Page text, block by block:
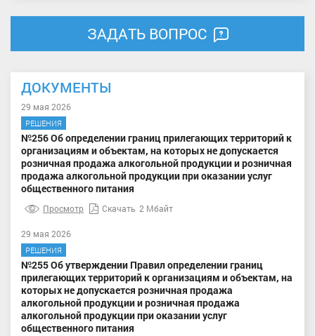
ЗАДАТЬ ВОПРОС
ДОКУМЕНТЫ
29 мая 2026
РЕШЕНИЯ
№256 Об определении границ прилегающих территорий к
организациям и объектам, на которых не допускается
розничная продажа алкогольной продукции и розничная
продажа алкогольной продукции при оказании услуг
общественного питания
Просмотр Скачать 2 Мбайт
29 мая 2026
РЕШЕНИЯ
№255 Об утверждении Правил определении границ
прилегающих территорий к организациям и объектам, на
которых не допускается розничная продажа
алкогольной продукции и розничная продажа
алкогольной продукции при оказании услуг
общественного питания